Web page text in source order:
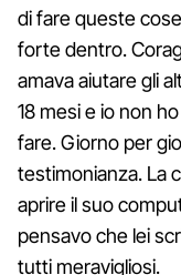
di fare queste
forte dentro.
amava aiutare gli
18 mesi e io non
fare. Giorno per
testimonianza. La
aprire il suo
pensavo che lei
tutti meravigliosi.